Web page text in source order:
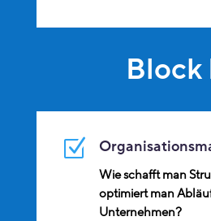
Block
Z
Wie schafft man
optimiert man
Unternehmen?